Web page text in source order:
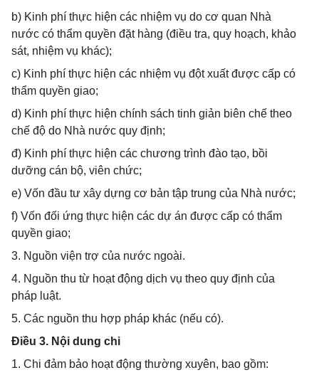
b) Kinh phí thực hiện các nhiệm vụ do cơ quan Nhà
nước có thẩm quyền đặt hàng (điều tra, quy hoạch, khảo
sát, nhiệm vụ khác);
c) Kinh phí thực hiện các nhiệm vụ đột xuất được cấp có
thẩm quyền giao;
d) Kinh phí thực hiện chính sách tinh giản biên chế theo
chế độ do Nhà nước quy định;
đ) Kinh phí thực hiện các chương trình đào tạo, bồi
dưỡng cán bộ, viên chức;
e) Vốn đầu tư xây dựng cơ bản tập trung của Nhà nước;
f) Vốn đối ứng thực hiện các dự án được cấp có thẩm
quyền giao;
3. Nguồn viện trợ của nước ngoài.
4. Nguồn thu từ hoạt động dịch vụ theo quy định của
pháp luật.
5. Các nguồn thu hợp pháp khác (nếu có).
Điều 3. Nội dung chi
1. Chi đảm bảo hoạt động thường xuyên, bao gồm: